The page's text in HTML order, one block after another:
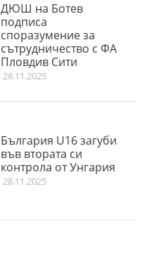
ДЮШ на Ботев
подписа
споразумение за
сътрудничество с ФА
Пловдив Сити
28.11.2025
България U16 загуби
във втората си
контрола от Унгария
28.11.2025